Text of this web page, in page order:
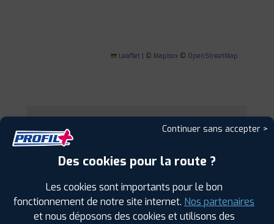
Leaflet | © Mapbox © OpenStreetMap
1
PROFIL PLUSBAYON
0383728680
HORAIRES | +D'INFOS
Continuer sans accepter >
Des cookies pour la route ?
Les cookies sont importants pour le bon
fonctionnement de notre site internet. Nos partenaires
et nous déposons des cookies et utilisons des